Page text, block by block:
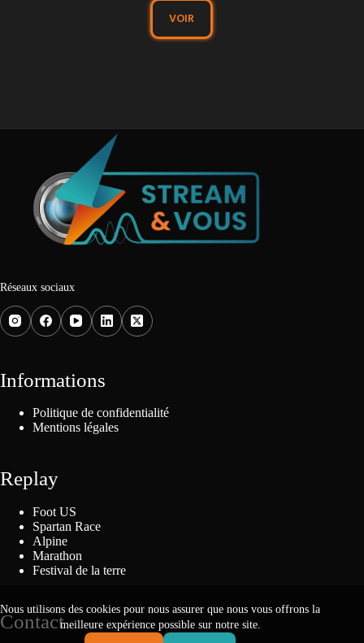
Nous utilisons des cookies pour nous assurer que nous vous offrons la
meilleure expérience possible sur notre site.
VOIR
Réseaux sociaux
Informations
Politique de confidentialité
Mentions légales
Replay
Foot US
Spartan Race
Alpine
Marathon
Festival de la terre
Contact